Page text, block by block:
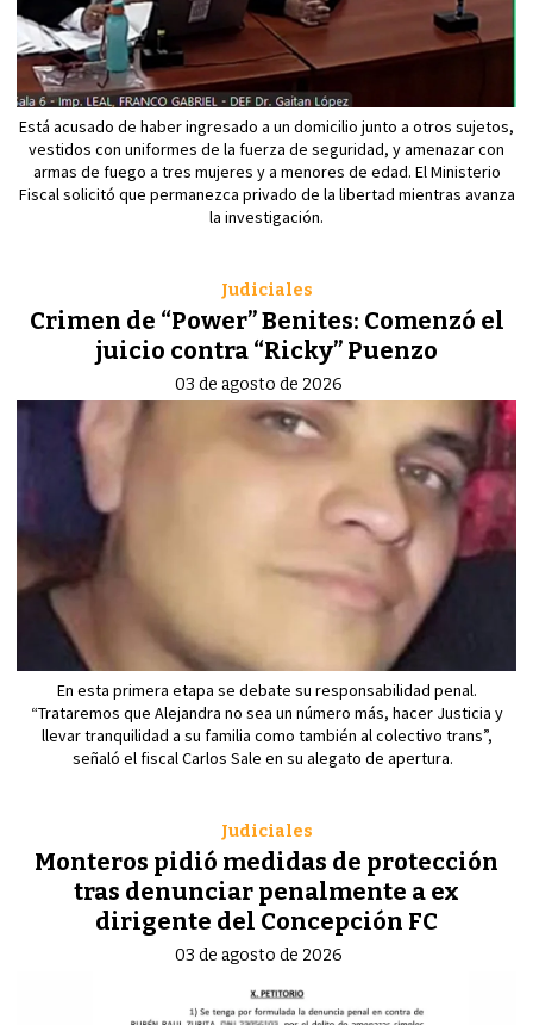
Está acusado de haber ingresado a un domicilio junto a otros sujetos,
vestidos con uniformes de la fuerza de seguridad, y amenazar con
armas de fuego a tres mujeres y a menores de edad. El Ministerio
Fiscal solicitó que permanezca privado de la libertad mientras avanza
la investigación.
Crimen de “Power” Benites: Comenzó el
juicio contra “Ricky” Puenzo
Judiciales
03 de agosto de 2026
En esta primera etapa se debate su responsabilidad penal.
“Trataremos que Alejandra no sea un número más, hacer Justicia y
llevar tranquilidad a su familia como también al colectivo trans”,
señaló el fiscal Carlos Sale en su alegato de apertura.
Monteros pidió medidas de protección
tras denunciar penalmente a ex
dirigente del Concepción FC
Judiciales
03 de agosto de 2026